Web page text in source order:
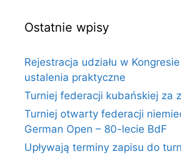
Ostatnie wpisy
Rejestracja udziału w
ustalenia praktyczne
Turniej federacji kubańskiej za
Turniej otwarty federacji
German Open – 80-lecie BdF
Upływają terminy zapisu do